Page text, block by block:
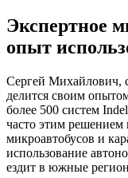
Экспертное
опыт
Сергей Михайлович,
делится своим
более 500 систем
часто этим решением
микроавтобусов и
использование
ездит в южные